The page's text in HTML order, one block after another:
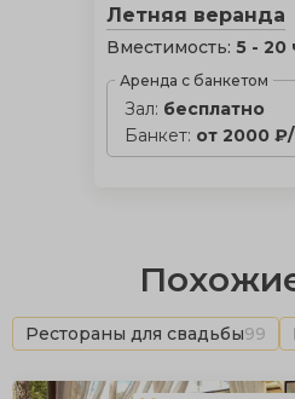
Летняя веранда
Вместимость: 5 - 20
Аренда с банкетом
Зал: бесплатно
Банкет: от 2000
Рестораны для свадьбы99